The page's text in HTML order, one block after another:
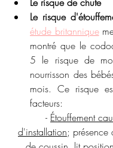
Le risque
étude britannique
montré que le
5 le risque de
nourrisson des
mois. Ce risque
facteurs:
   -
Étouffement
d'installation; présence